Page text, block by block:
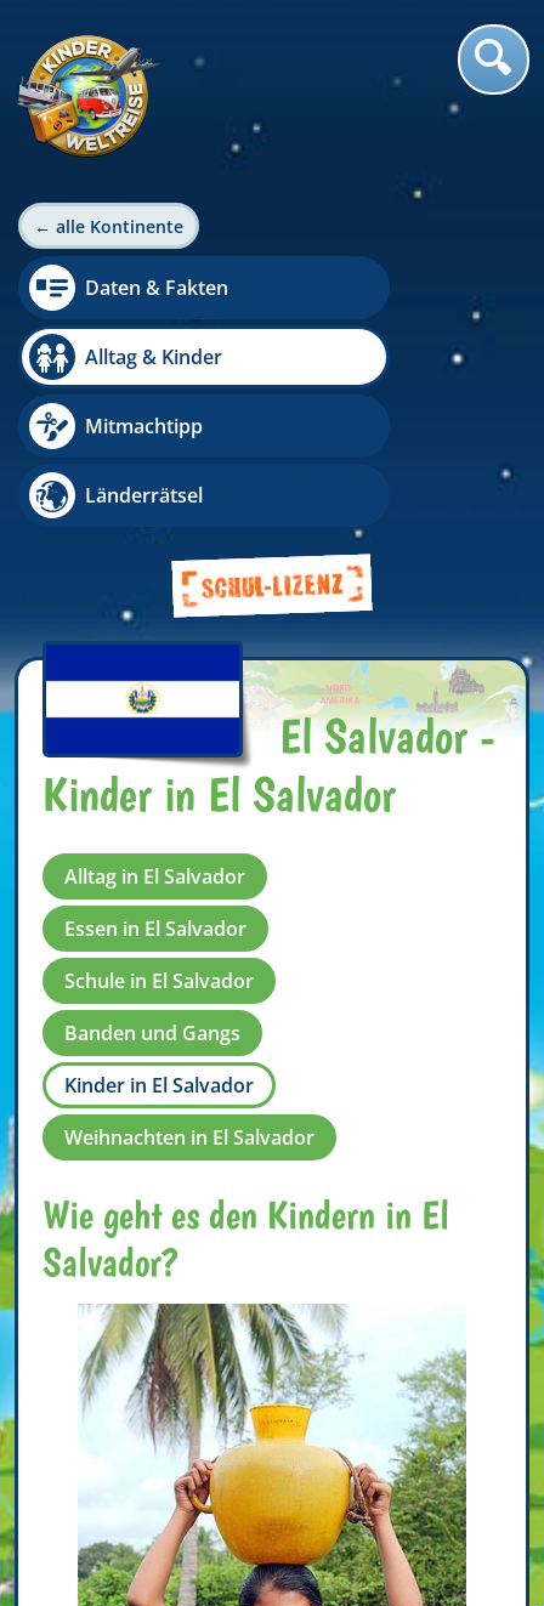
← alle Kontinente
Daten & Fakten
Alltag & Kinder
Mitmachtipp
Länderrätsel
El Salvador -
Kinder in El Salvador
Alltag in El Salvador
Essen in El Salvador
Schule in El Salvador
Banden und Gangs
Kinder in El Salvador
Weihnachten in El Salvador
Wie geht es den Kindern in El
Salvador?